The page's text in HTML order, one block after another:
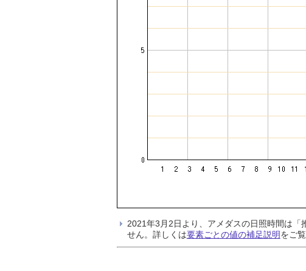
2021年3月2日より、アメダスの日照時間は
せん。詳しくは要素ごとの値の補足説明をご